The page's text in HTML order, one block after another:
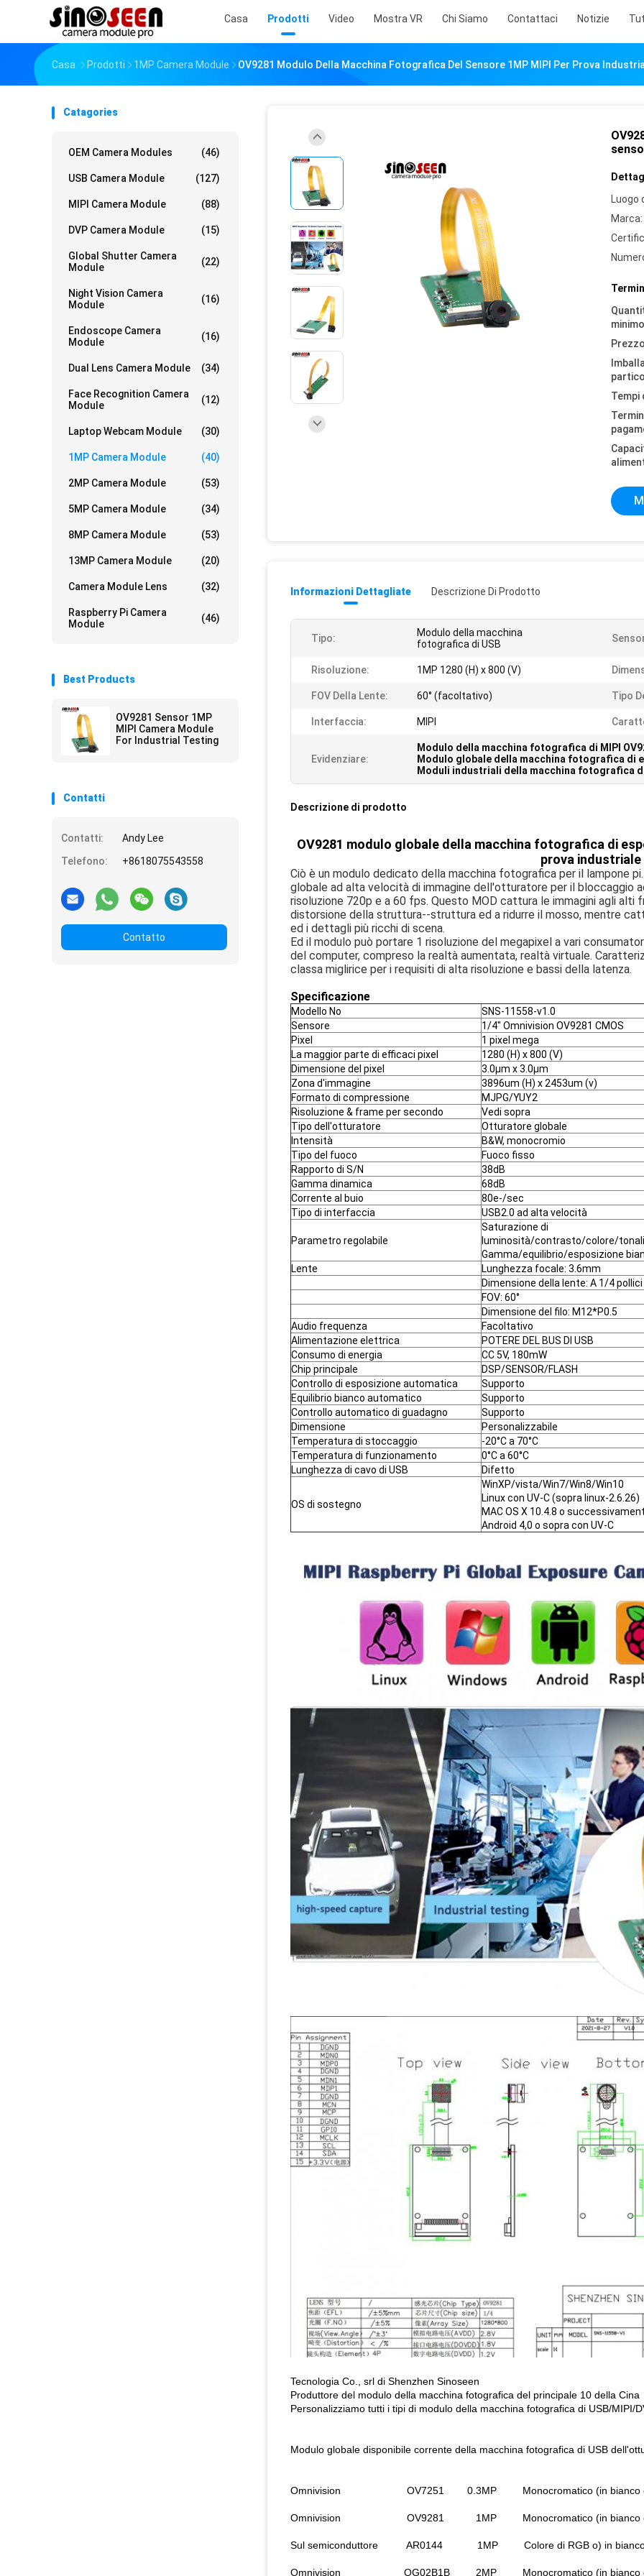
Casa Prodotti Video Mostra VR Chi Siamo Contattaci Notizie
Casa Prodotti 1MP Camera Module OV9281 Modulo Della Macchina Fotografica Del Sensore 1MP MIPI Per Prova
Catagories
OEM Camera Modules (46)
USB Camera Module (127)
MIPI Camera Module (88)
DVP Camera Module (15)
Global Shutter Camera
Module
(22)
Night Vision Camera
Module
(16)
Endoscope Camera
Module
(16)
Dual Lens Camera Module (34)
Face Recognition Camera
Module
(12)
Laptop Webcam Module (30)
1MP Camera Module (40)
2MP Camera Module (53)
5MP Camera Module (34)
8MP Camera Module (53)
13MP Camera Module (20)
Camera Module Lens (32)
Raspberry Pi Camera
Module
(46)
Best Products
OV9281 Sensor 1MP
MIPI Camera Module
For Industrial Testing
Contatti
Contatti:
Andy Lee
Telefono:
+8618075543558
Contatto
Luogo
Marca:
Tempi
Informazioni Dettagliate Descrizione Di Prodotto
Tipo:
Modulo della macchina
fotografica di USB
Risoluzione: 1MP 1280 (H) x 800 (V)
FOV Della Lente: 60° (facoltativo) Tipo
Interfaccia: MIPI
Evidenziare:
Modulo della macchina fotografica di MIPI
Modulo globale della macchina fotografica di
Moduli industriali della macchina fotografica
Descrizione di prodotto
OV9281 modulo globale della macchina fotografica di
prova industriale
Ciò è un modulo dedicato della macchina fotografica per il lampone
globale ad alta velocità di immagine dell'otturatore per il bloccaggio
risoluzione 720p e a 60 fps. Questo MOD cattura le immagini agli alti
distorsione della struttura--struttura ed a ridurre il mosso, mentre
ed i dettagli più ricchi di scena.
Ed il modulo può portare 1 risoluzione del megapixel a vari
del computer, compreso la realtà aumentata, realtà virtuale.
classa miglirice per i requisiti di alta risoluzione e bassi della latenza.
Specificazione
Modello No
SNS-11558-v1.0
Sensore
1/4" Omnivision OV9281 CMOS
Pixel
1 pixel mega
La maggior parte di efficaci pixel
1280 (H) x 800 (V)
Dimensione del pixel
3.0µm x 3.0µm
Zona d'immagine
3896um (H) x 2453um (v)
Formato di compressione
MJPG/YUY2
Risoluzione & frame per secondo
Vedi sopra
Tipo dell'otturatore
Otturatore globale
Intensità
B&W, monocromio
Tipo del fuoco
Fuoco fisso
Rapporto di S/N
38dB
Gamma dinamica
68dB
Corrente al buio
80e-/sec
Tipo di interfaccia
USB2.0 ad alta velocità
Parametro regolabile
Saturazione di
luminosità/contrasto/colore/
Gamma/equilibrio/esposizione
Lente
Lunghezza focale: 3.6mm
Dimensione della lente: A 1/4 pollici
FOV: 60°
Dimensione del filo: M12*P0.5
Audio frequenza
Facoltativo
Alimentazione elettrica
POTERE DEL BUS DI USB
Consumo di energia
CC 5V, 180mW
Chip principale
DSP/SENSOR/FLASH
Controllo di esposizione automatica
Supporto
Equilibrio bianco automatico
Supporto
Controllo automatico di guadagno
Supporto
Dimensione
Personalizzabile
Temperatura di stoccaggio
-20°C a 70°C
Temperatura di funzionamento
0°C a 60°C
Lunghezza di cavo di USB
Difetto
OS di sostegno
WinXP/vista/Win7/Win8/Win10
Linux con UV-C (sopra linux-2.6.26)
MAC OS X 10.4.8 o
Android 4,0 o sopra con UV-C
Tecnologia Co., srl di Shenzhen Sinoseen
Produttore del modulo della macchina fotografica del principale 10 della Cina
Personalizziamo tutti i tipi di modulo della macchina fotografica di USB/MIPI/
Modulo globale disponibile corrente della macchina fotografica di USB
Omnivision OV7251 0.3MP Monocromatico (in bianco e
Omnivision OV9281 1MP Monocromatico (in bianco e
Sul semiconduttore AR0144 1MP Colore di RGB o) in bianco e
Omnivision OG02B1B 2MP Monocromatico (in bianco e